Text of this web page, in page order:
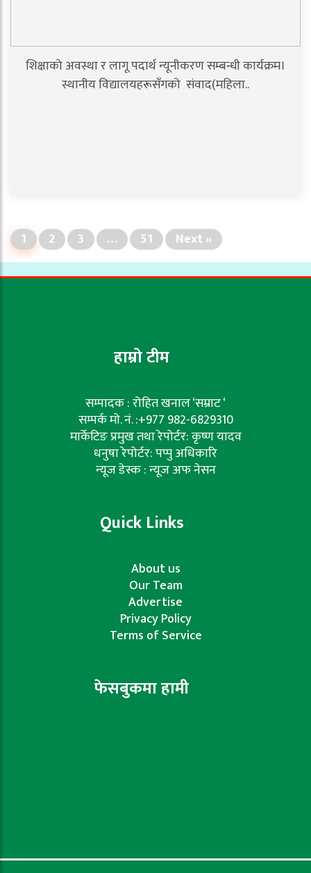
शिक्षाको अवस्था र लागू पदार्थ न्यूनीकरण सम्बन्धी कार्यक्रम।
स्थानीय विद्यालयहरूसँगको संवाद(महिला..
1 2 3 … 51 Next »
हाम्रो टीम
सम्पादक : रोहित खनाल ‘सम्राट ‘
सम्पर्क मो. नं. :+977 982-6829310
मार्केटिङ प्रमुख तथा रेपोर्टर: कृष्ण यादव
धनुषा रेपोर्टर: पप्पु अधिकारि
न्यूज डेस्क : न्यूज अफ नेसन
Quick Links
About us
Our Team
Advertise
Privacy Policy
Terms of Service
फेसबुकमा हामी